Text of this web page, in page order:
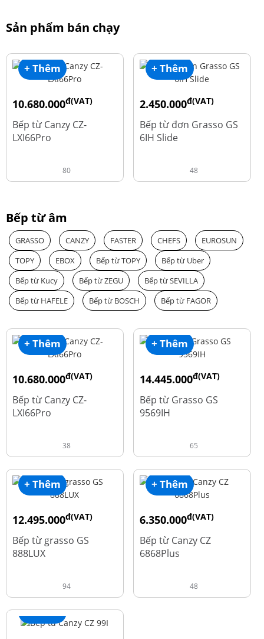
Sản phẩm bán chạy
+ Thêm
10.680.000đ(VAT)
15.980.000
Bếp từ Canzy CZ-
LXI66Pro
80
+ Thêm
2.450.000đ(VAT)
3.560.000
Bếp từ đơn Grasso GS
6IH Slide
48
Bếp từ âm
GRASSO CANZY FASTER CHEFS
EUROSUN
TOPY
EBOX Bếp từ TOPY
Bếp từ Uber
Bếp từ Kucy
Bếp từ ZEGU
Bếp từ SEVILLA
Bếp từ HAFELE
Bếp từ BOSCH Bếp từ FAGOR
+ Thêm
10.680.000đ(VAT)
15.980.000
Bếp từ Canzy CZ-
LXI66Pro
38
+ Thêm
14.445.000đ(VAT)
19.260.000
Bếp từ Grasso GS
9569IH
65
+ Thêm
12.495.000đ(VAT)
16.660.000
Bếp từ grasso GS
888LUX
94
+ Thêm
6.350.000đ(VAT)
15.980.000
Bếp từ Canzy CZ
6868Plus
48
+ Thêm